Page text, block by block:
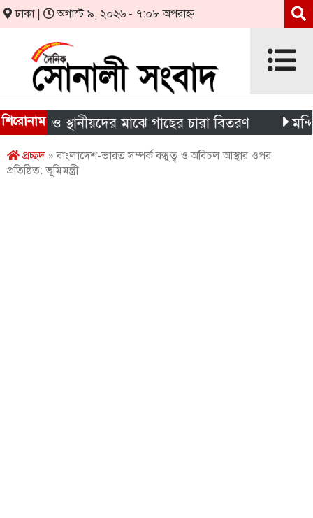
ঢাকা | অগাস্ট ৯, ২০২৬ - ৭:০৮ অপরাহ্ন
শিরোনাম
ও স্থানীয়দের মাঝে গাছের চারা বিতরণ মন্দিরের
প্রচ্ছদ» বাংলাদেশ-ভারত সম্পর্ক বন্ধুত্ব ও অবিচল আস্থার ওপর
প্রতিষ্ঠিত: ভূমিমন্ত্রী